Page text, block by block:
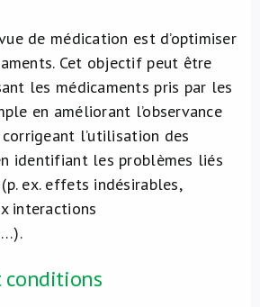
de médication est d’optimiser
Cet objectif peut être
les médicaments pris par les
en améliorant l’observance
l’utilisation des
identifiant les problèmes liés
ex. effets indésirables,
interactions
conditions